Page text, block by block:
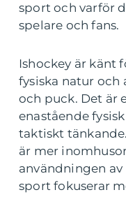
sport och varför
spelare och fans.
Ishockey är känt
fysiska natur och
och puck. Det är
enastående
taktiskt
är mer
användningen
sport fokuserar